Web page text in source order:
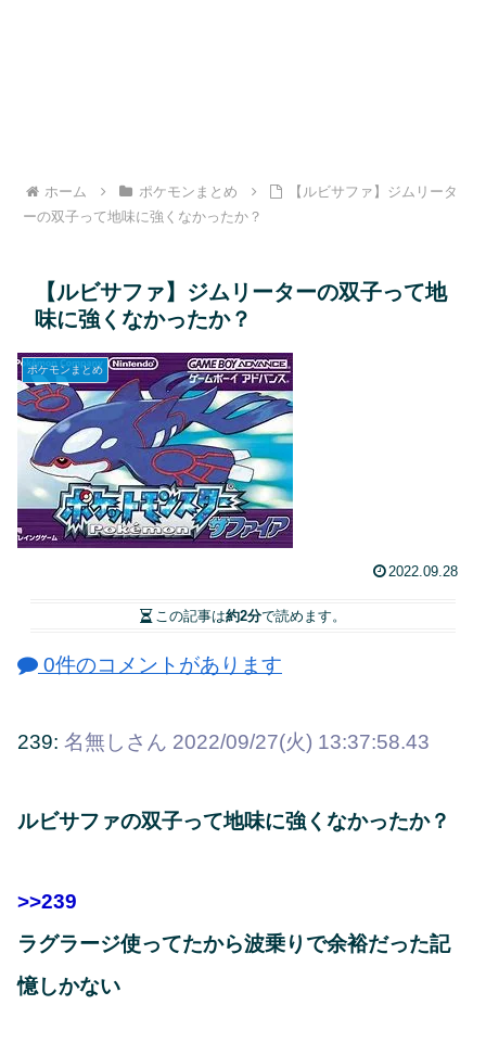
ホーム ポケモンまとめ
【ルビサファ】ジムリータ
ーの双子って地味に強くなかったか？
【ルビサファ】ジムリーターの双子って地
味に強くなかったか？
ポケモンまとめ
2022.09.28
この記事は約2分で読めます。
0件のコメントがあります
239: 名無しさん 2022/09/27(火) 13:37:58.43
ルビサファの双子って地味に強くなかったか？
>>239
ラグラージ使ってたから波乗りで余裕だった記
憶しかない